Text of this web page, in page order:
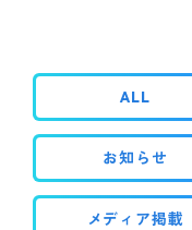
IR情報
ALL
お知らせ
メディア掲載